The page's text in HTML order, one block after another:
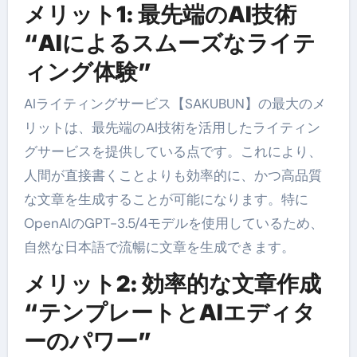
メリット1: 最先端のAI技術
“AIによるスムーズなライテ
ィング体験”
AIライティングサービス【SAKUBUN】の最大のメ
リットは、最先端のAI技術を活用したライティン
グサービスを提供している点です。これにより、
人間が直接書くことよりも効率的に、かつ高品質
な文章を生成することが可能になります。特に
OpenAIのGPT-3.5/4モデルを使用しているため、
自然な日本語で流暢に文章を生成できます。
メリット2: 効率的な文章作成
“テンプレートとAIエディタ
ーのパワー”